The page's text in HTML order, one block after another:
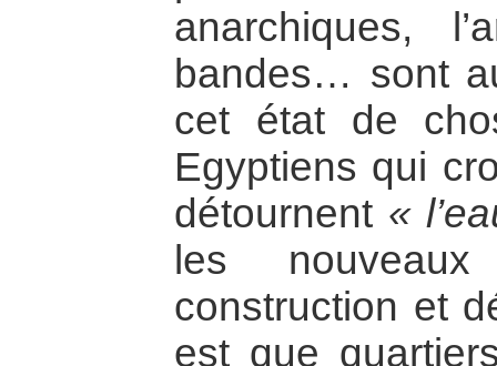
anarchiques,
bandes… sont
cet état de
Egyptiens qui
détournent «
les
construction et
est que